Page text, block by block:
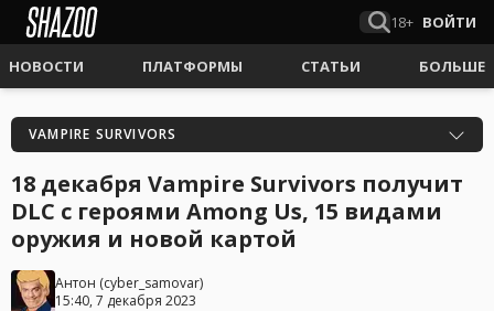
18+ ВОЙТИ
НОВОСТИ ПЛАТФОРМЫ СТАТЬИ БОЛЬШЕ
VAMPIRE SURVIVORS
18 декабря Vampire Survivors получит
DLC с героями Among Us, 15 видами
оружия и новой картой
Антон (cyber_samovar)
15:40, 7 декабря 2023